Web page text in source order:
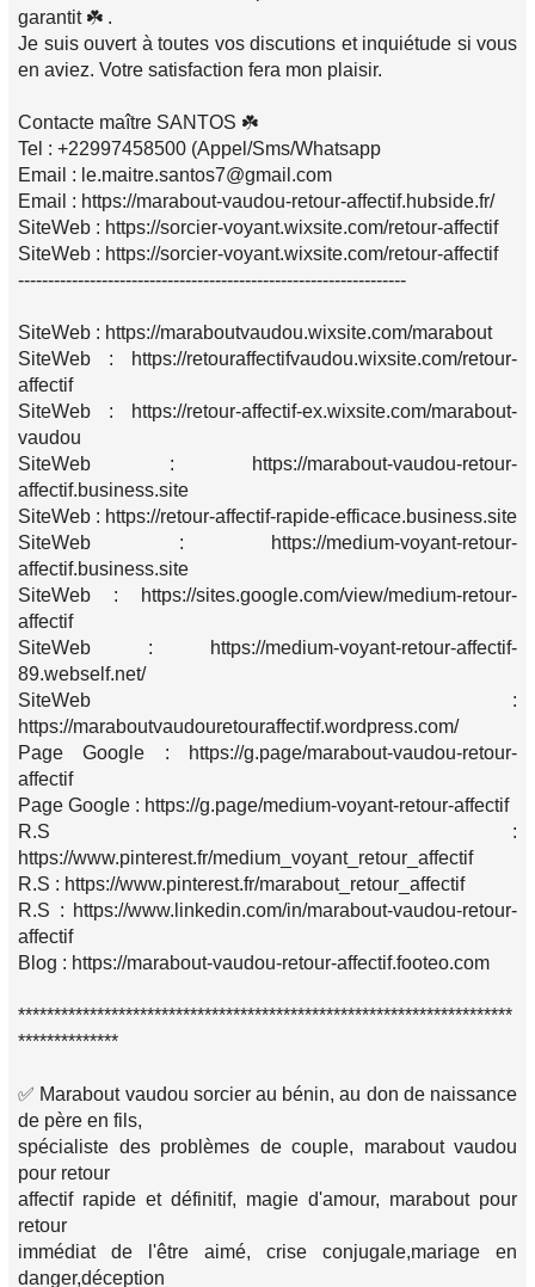
garantit ☘️ .
Je suis ouvert à toutes vos discutions et inquiétude si vous
en aviez. Votre satisfaction fera mon plaisir.
Contacte maître SANTOS ☘️
Tel : +22997458500 (Appel/Sms/Whatsapp
Email : le.maitre.santos7@gmail.com
Email : https://marabout-vaudou-retour-affectif.hubside.fr/
SiteWeb : https://sorcier-voyant.wixsite.com/retour-affectif
SiteWeb : https://sorcier-voyant.wixsite.com/retour-affectif
-----------------------------------------------------------------
SiteWeb : https://maraboutvaudou.wixsite.com/marabout
SiteWeb : https://retouraffectifvaudou.wixsite.com/retour-
affectif
SiteWeb : https://retour-affectif-ex.wixsite.com/marabout-
vaudou
SiteWeb : https://marabout-vaudou-retour-
affectif.business.site
SiteWeb : https://retour-affectif-rapide-efficace.business.site
SiteWeb : https://medium-voyant-retour-
affectif.business.site
SiteWeb : https://sites.google.com/view/medium-retour-
affectif
SiteWeb : https://medium-voyant-retour-affectif-
89.webself.net/
SiteWeb :
https://maraboutvaudouretouraffectif.wordpress.com/
Page Google : https://g.page/marabout-vaudou-retour-
affectif
Page Google : https://g.page/medium-voyant-retour-affectif
R.S :
https://www.pinterest.fr/medium_voyant_retour_affectif
R.S : https://www.pinterest.fr/marabout_retour_affectif
R.S : https://www.linkedin.com/in/marabout-vaudou-retour-
affectif
Blog : https://marabout-vaudou-retour-affectif.footeo.com
*********************************************************************
**************
✅ Marabout vaudou sorcier au bénin, au don de naissance
de père en fils,
spécialiste des problèmes de couple, marabout vaudou
pour retour
affectif rapide et définitif, magie d'amour, marabout pour
retour
immédiat de l'être aimé, crise conjugale,mariage en
danger,déception